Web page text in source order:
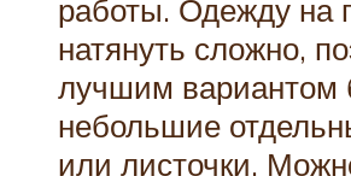
работы. Одежду на
натянуть сложно,
лучшим вариантом
небольшие
или листочки.